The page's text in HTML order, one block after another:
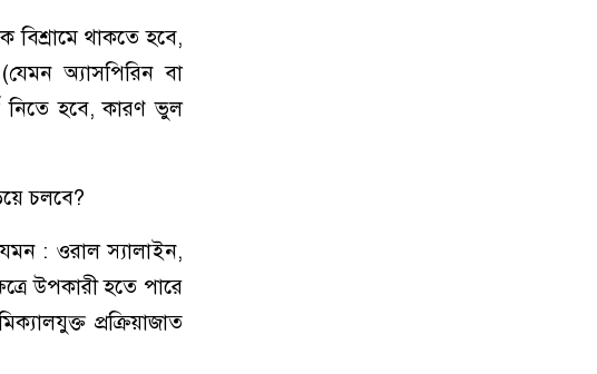
বিশ্রামে থাকতে হবে,
অ্যাসপিরিন বা
নিতে হবে, কারণ ভুল
চলবে?
: ওরাল স্যালাইন,
উপকারী হতে পারে
প্রক্রিয়াজাত